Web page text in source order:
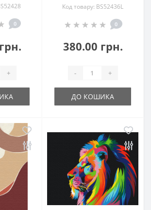
0
+
Код товару: BS52436L
0
380.00 грн.
- +
ДО КОШИКА